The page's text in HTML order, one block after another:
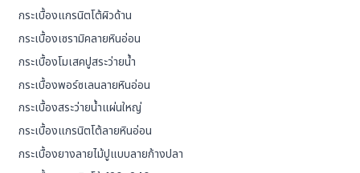
กระเบื้องแกรนิตโต้ผิวด้าน
กระเบื้องเซรามิคลายหินอ่อน
กระเบื้องโมเสคปูสระว่ายน้ำ
กระเบื้องพอร์ซเลนลายหินอ่อน
กระเบื้องสระว่ายน้ำแผ่นใหญ่
กระเบื้องแกรนิตโต้ลายหินอ่อน
กระเบื้องยางลายไม้ปูแบบลายก้างปลา